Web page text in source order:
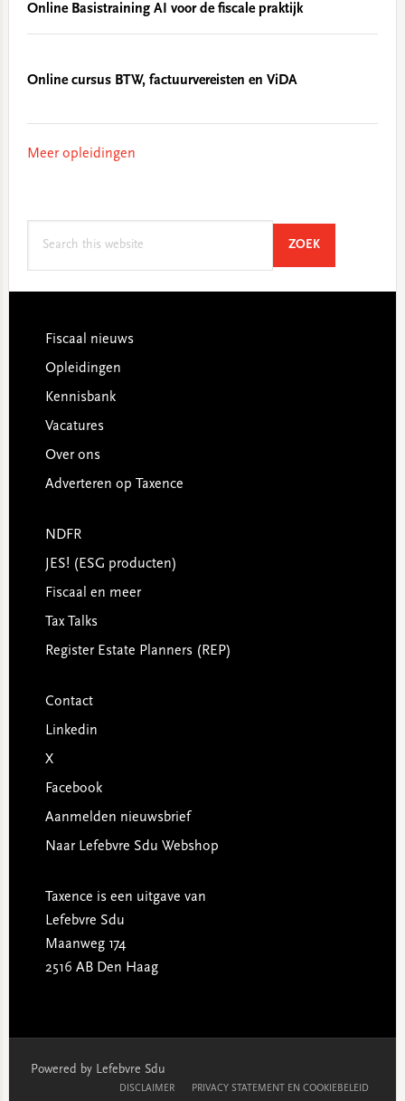
Online Basistraining AI voor de fiscale praktijk
Online cursus BTW, factuurvereisten en ViDA
Meer opleidingen
ZOEKSEARCH
Footer
Fiscaal nieuws
Opleidingen
Kennisbank
Vacatures
Over ons
Adverteren op Taxence
NDFR
JES! (ESG producten)
Fiscaal en meer
Tax Talks
Register Estate Planners (REP)
Contact
Linkedin
X
Facebook
Aanmelden nieuwsbrief
Naar Lefebvre Sdu Webshop
Taxence is een uitgave van
Lefebvre Sdu
Maanweg 174
2516 AB Den Haag
Powered by Lefebvre Sdu
DISCLAIMER PRIVACY STATEMENT EN COOKIEBELEID